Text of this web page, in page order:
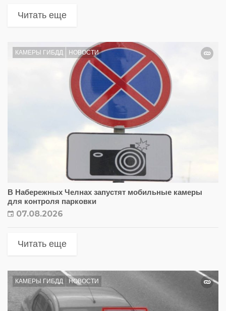
Читать еще
КАМЕРЫ ГИБДД НОВОСТИ
В Набережных Челнах запустят мобильные камеры
для контроля парковки
07.08.2026
Читать еще
КАМЕРЫ ГИБДД НОВОСТИ